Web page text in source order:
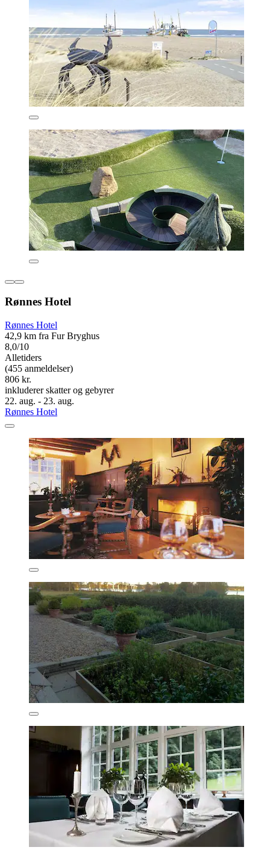
Rønnes Hotel
Rønnes Hotel
42,9 km fra Fur Bryghus
8,0/10
Alletiders
(455 anmeldelser)
806 kr.
inkluderer skatter og gebyrer
22. aug. - 23. aug.
Rønnes Hotel